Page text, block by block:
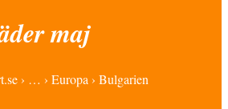
maj
› … › Europa › Bulgarien